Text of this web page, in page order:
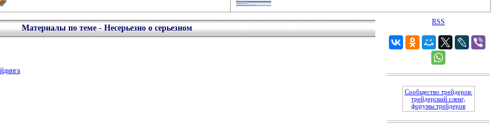
Материалы по теме - Несерьезно о серьезном
RSS
Сообщество трейдеров:
трейдерский сленг,
форумы трейдеров